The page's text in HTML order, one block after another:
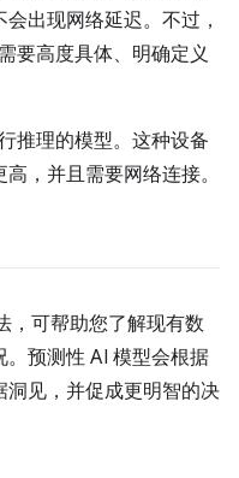
出现网络延迟。不过，
要高度具体、明确定义
推理的模型。这种设备
，并且需要网络连接。
，可帮助您了解现有数
预测性 AI 模型会根据
洞见，并促成更明智的决